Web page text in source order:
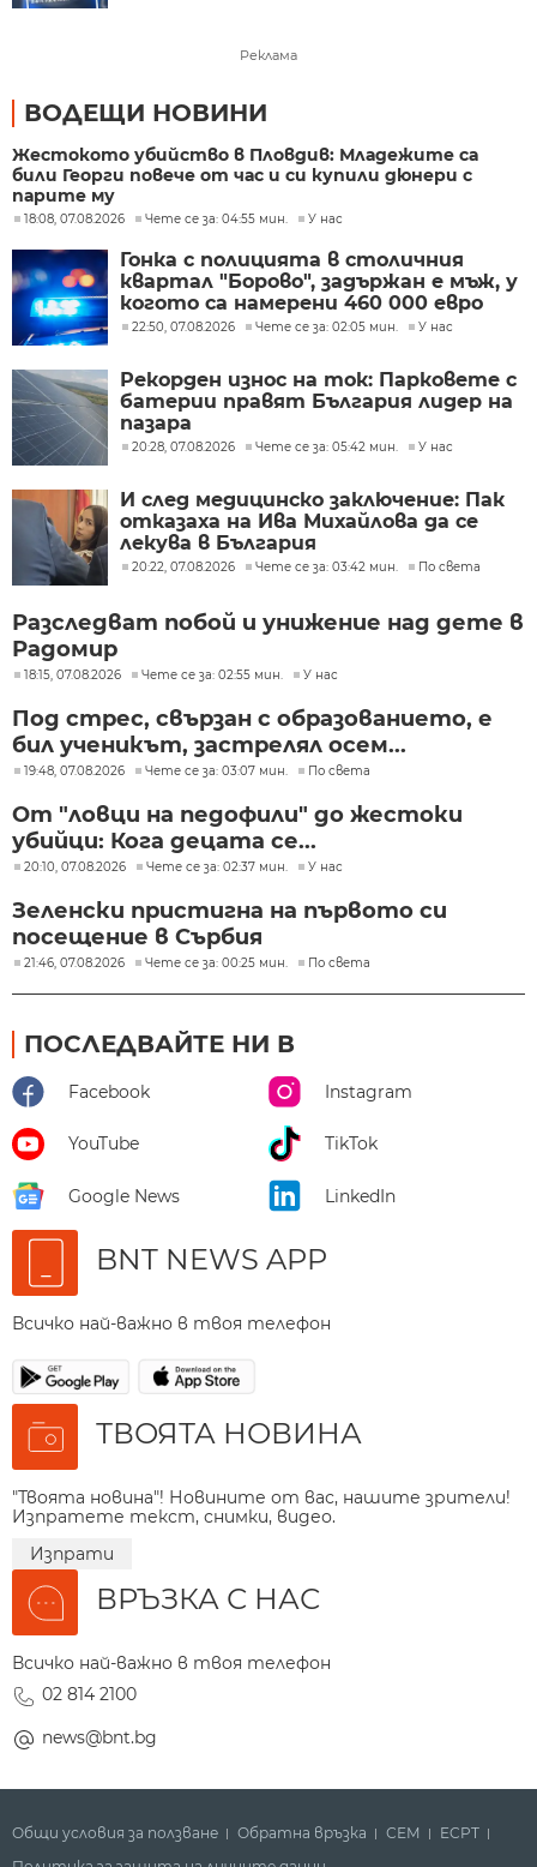
Реклама
ВОДЕЩИ НОВИНИ
Жестокото убийство в Пловдив: Младежите са
били Георги повече от час и си купили дюнери с
парите му
18:08, 07.08.2026 Чете се за: 04:55 мин. У нас
Гонка с полицията в столичния
квартал "Борово", задържан е мъж, у
когото са намерени 460 000 евро
22:50, 07.08.2026 Чете се за: 02:05 мин. У нас
Рекорден износ на ток: Парковете с
батерии правят България лидер на
пазара
20:28, 07.08.2026 Чете се за: 05:42 мин. У нас
И след медицинско заключение: Пак
отказаха на Ива Михайлова да се
лекува в България
20:22, 07.08.2026 Чете се за: 03:42 мин. По света
Разследват побой и унижение над дете в
Радомир
18:15, 07.08.2026 Чете се за: 02:55 мин. У нас
Под стрес, свързан с образованието, е
бил ученикът, застрелял осем...
19:48, 07.08.2026 Чете се за: 03:07 мин. По света
От "ловци на педофили" до жестоки
убийци: Кога децата се...
20:10, 07.08.2026 Чете се за: 02:37 мин. У нас
Зеленски пристигна на първото си
посещение в Сърбия
21:46, 07.08.2026 Чете се за: 00:25 мин. По света
ПОСЛЕДВАЙТЕ НИ В
Facebook Instagram
YouTube TikTok
Google News LinkedIn
BNT NEWS APP
Всичко най-важно в твоя телефон
ТВОЯТА НОВИНА
"Твоята новина"! Новините от вас, нашите зрители!
Изпратете текст, снимки, видео.
Изпрати
ВРЪЗКА С НАС
Всичко най-важно в твоя телефон
02 814 2100
news@bnt.bg
Общи условия за ползване Обратна връзка СЕМ
ECPT